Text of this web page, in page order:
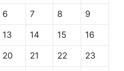
6 7 8 9
13 14 15 16
20 21 22 23